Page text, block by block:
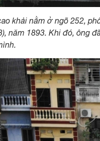
khải nằm ở ngõ 252,
năm 1893. Khi đó, ông